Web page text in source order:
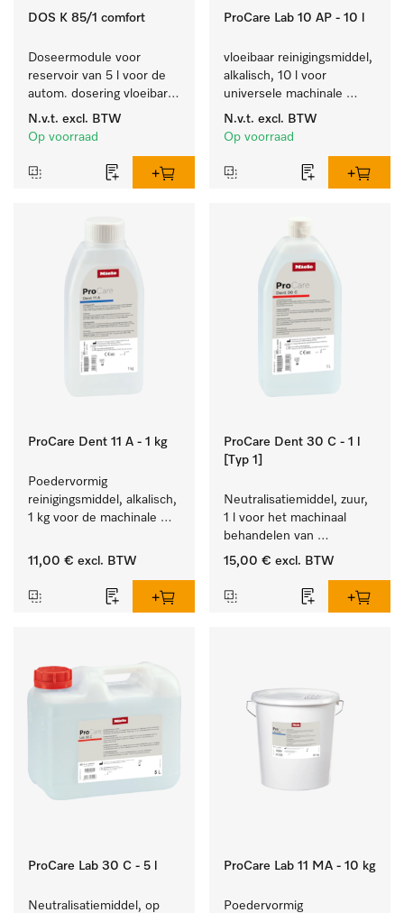
DOS K 85/1 comfort
Doseermodule voor
reservoir van 5 l voor de
autom. dosering vloeibare
reinigingsmiddelen, met
niveaudetectie.
N.v.t. excl. BTW
Op voorraad
ProCare Lab 10 AP - 10 l
vloeibaar reinigingsmiddel,
alkalisch, 10 l voor
universele machinale
reiniging van
laboratoriumglaswerk en -
N.v.t. excl. BTW
Op voorraad
ProCare Dent 11 A - 1 kg
Poedervormig
reinigingsmiddel, alkalisch,
1 kg voor de machinale
tandheelkundige
11,00 € excl. BTW
ProCare Dent 30 C - 1 l
[Typ 1]
Neutralisatiemiddel, zuur,
1 l voor het machinaal
behandelen van
tandheelkundige- en
15,00 € excl. BTW
ProCare Lab 30 C - 5 l
Neutralisatiemiddel, op
ProCare Lab 11 MA - 10 kg
Poedervormig